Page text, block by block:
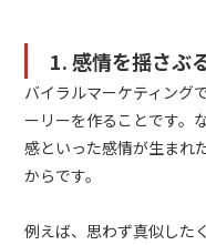
1. 感情を揺さぶ
バイラルマーケティング
ーリーを作ることです。
感といった感情が生まれ
からです。
例えば、思わず真似した